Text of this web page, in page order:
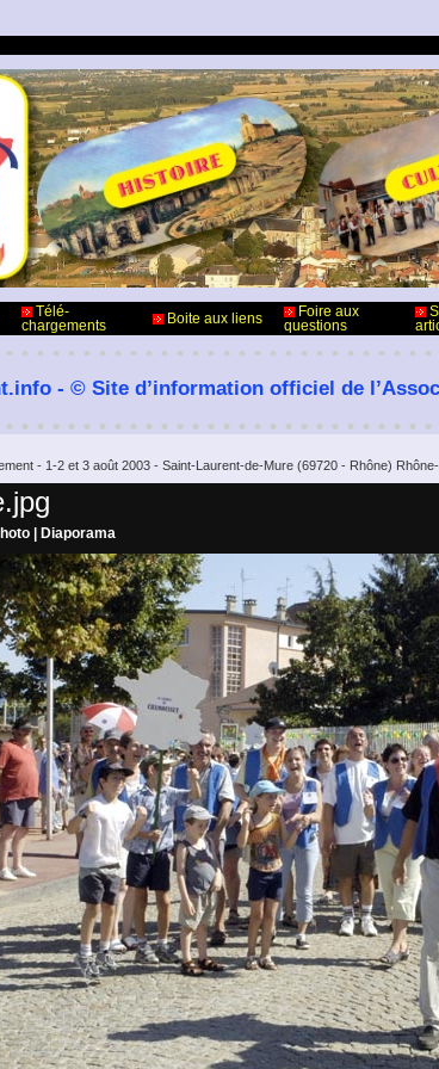
Télé-
chargements
Boite aux liens
Foire aux
questions
- © Site d’information officiel de
- 1-2 et 3 août 2003 - Saint-Laurent-de-Mure (69720 - Rhône)
Diaporama